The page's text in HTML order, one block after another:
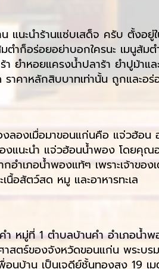
แนะนำร้านแซ่บเสด็จ ครับ ตั้งอยู่
ตำก็อร่อยอย่าบอกใครนะ เมนูส้
ยำหอยแครงน้ำปลาร้า ยำปูม้าแ
คาหลักสิบบาทเท่านั้น ถูกและอร่
องเมื่อมาขอนแก่นคือ แจ่วฮ้อน
แนะนำ แจ่วฮ้อนน้ำพอง โดยคุณ
ำเภอน้ำพองแท้ๆ เพราะเจ้าขอ
อสัตว์สด หมู และอาหารทะเล
หมู่ที่ 1 ตำบลบ้านคำ อำเภอน้
สตร์ของจังหวัดขอนแก่น พระบ
อนบ้าน เป็นเจดีย์ชั้นทองสูง 19